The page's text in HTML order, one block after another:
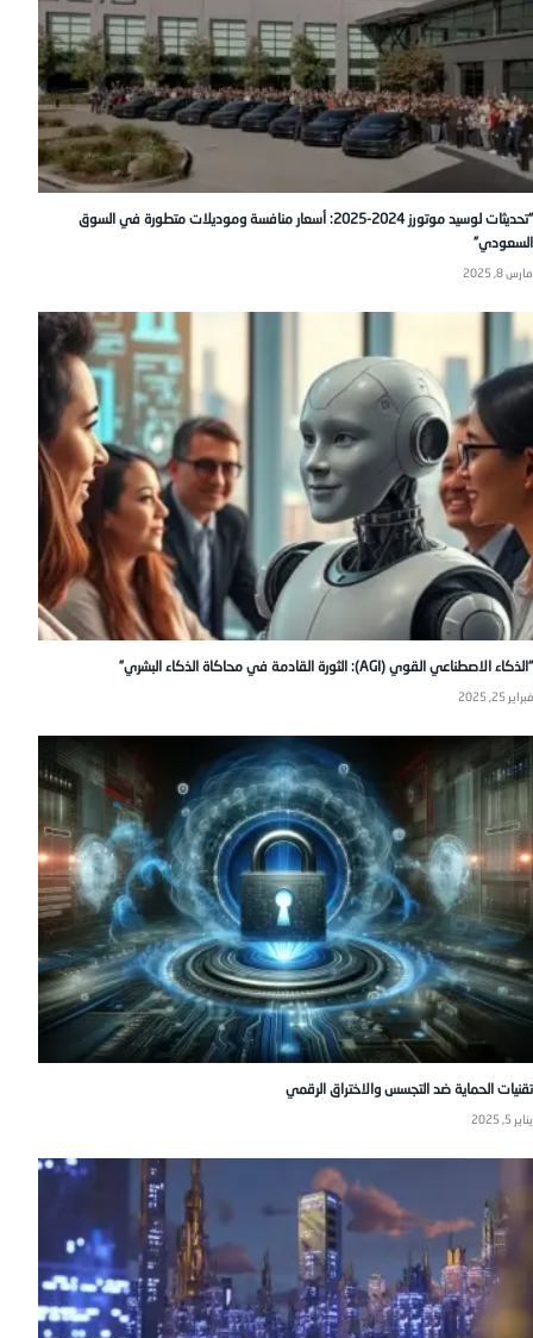
“تحديثات لوسيد موتورز 2024-2025: أسعار منافسة وموديلات متطورة في السوق
السعودي”
مارس 8, 2025
“الذكاء الاصطناعي القوي (AGI): الثورة القادمة في محاكاة الذكاء البشري”
فبراير 25, 2025
تقنيات الحماية ضد التجسس والاختراق الرقمي
يناير 5, 2025